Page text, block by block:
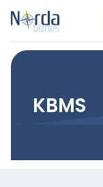
KBMS